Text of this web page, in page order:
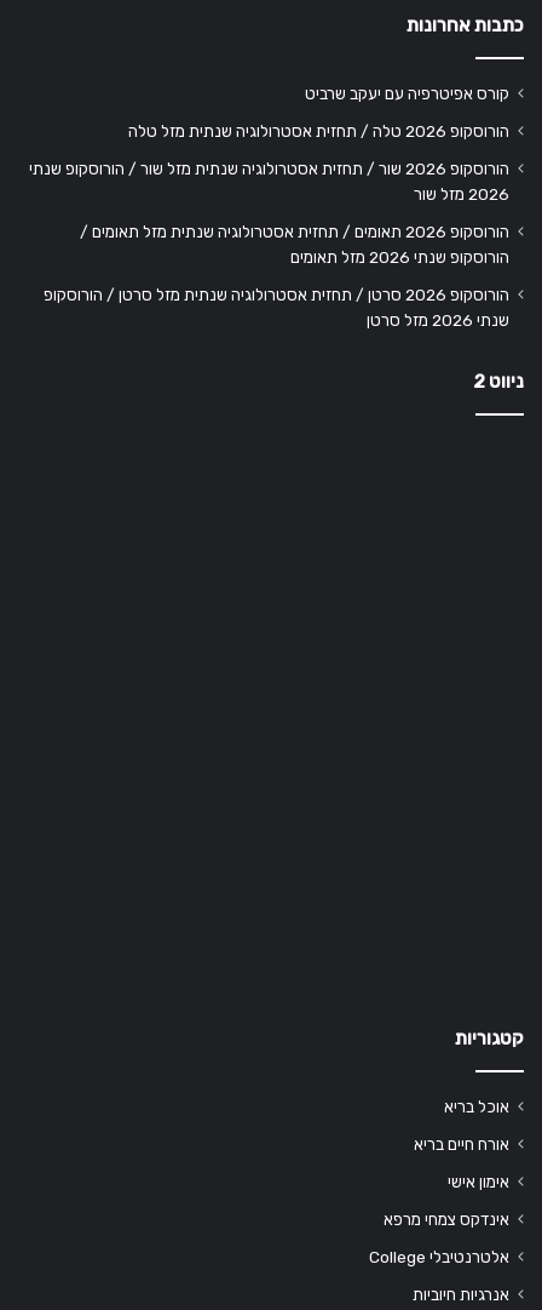
כתבות אחרונות
קורס אפיטרפיה עם יעקב שרביט
הורוסקופ 2026 טלה / תחזית אסטרולוגיה שנתית מזל טלה
הורוסקופ 2026 שור / תחזית אסטרולוגיה שנתית מזל שור / הורוסקופ שנתי
2026 מזל שור
הורוסקופ 2026 תאומים / תחזית אסטרולוגיה שנתית מזל תאומים /
הורוסקופ שנתי 2026 מזל תאומים
הורוסקופ 2026 סרטן / תחזית אסטרולוגיה שנתית מזל סרטן / הורוסקופ
שנתי 2026 מזל סרטן
ניווט 2
קטגוריות
אוכל בריא
אורח חיים בריא
אימון אישי
אינדקס צמחי מרפא
אלטרנטיבלי College
אנרגיות חיוביות